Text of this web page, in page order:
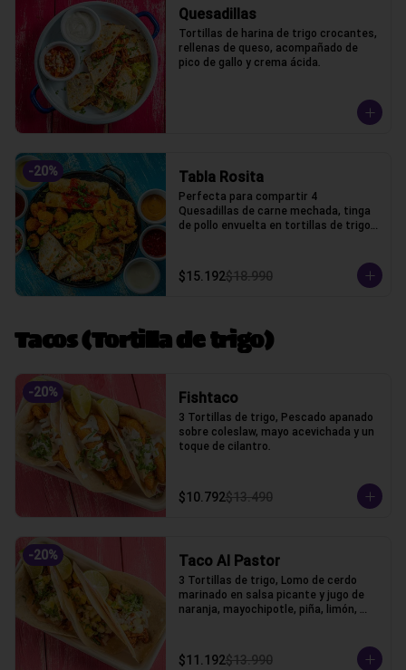
Quesadillas
Tortillas de harina de trigo crocantes,
rellenas de queso, acompañado de
pico de gallo y crema ácida.
-20% Tabla Rosita
Perfecta para compartir 4
Quesadillas de carne mechada, tinga
de pollo envuelta en tortillas de trigo,
chipotle, acida, honey, marinara y pico
de gallo
$15.192$18.990
Tacos (Tortilla de trigo)
-20% Fishtaco
3 Tortillas de trigo, Pescado apanado
sobre coleslaw, mayo acevichada y un
toque de cilantro.
$10.792$13.490
-20% Taco Al Pastor
3 Tortillas de trigo, Lomo de cerdo
marinado en salsa picante y jugo de
naranja, mayochipotle, piña, limón,
$11.192$13.990